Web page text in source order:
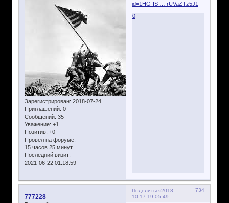
Зарегистрирован: 2018-07-24
Приглашений: 0
Сообщений: 35
Уважение: +1
Позитив: +0
Провел на форуме:
15 часов 25 минут
Последний визит:
2021-06-22 01:18:59
id=1HG-IS … rUVaZTz5J1
0
Поделиться 734
2018-
10-17 19:05:49
777228